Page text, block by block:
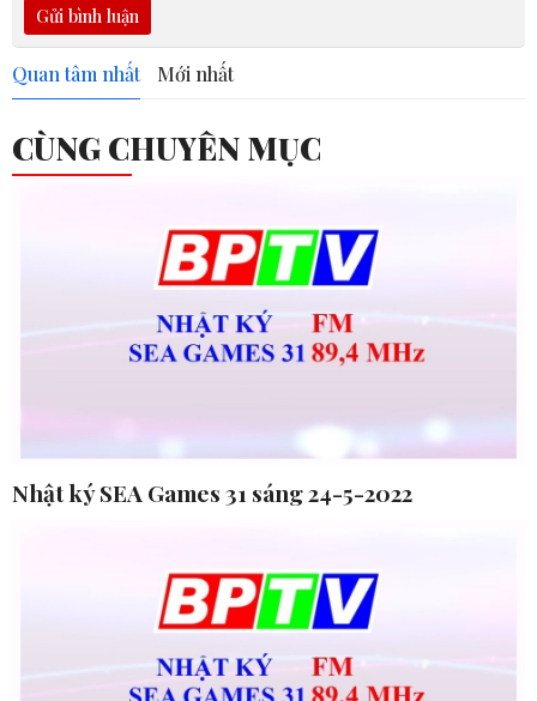
Gửi bình luận
Quan tâm nhất Mới nhất
CÙNG CHUYÊN MỤC
Nhật ký SEA Games 31 sáng 24-5-2022